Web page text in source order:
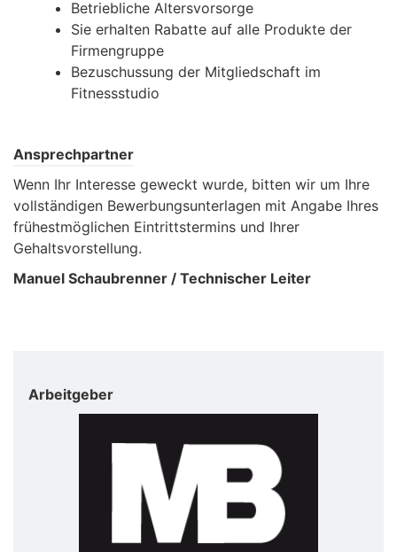
Betriebliche Altersvorsorge
Sie erhalten Rabatte auf alle Produkte der
Firmengruppe
Bezuschussung der Mitgliedschaft im
Fitnessstudio
Ansprechpartner
Wenn Ihr Interesse geweckt wurde, bitten wir um Ihre
vollständigen Bewerbungsunterlagen mit Angabe Ihres
frühestmöglichen Eintrittstermins und Ihrer
Gehaltsvorstellung.
Manuel Schaubrenner / Technischer Leiter
Arbeitgeber